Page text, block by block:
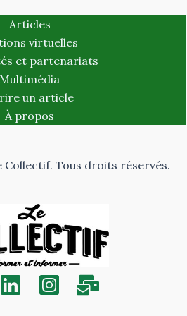
Articles
virtuelles
et partenariats
Multimédia
un article
À propos
Tous droits réservés.